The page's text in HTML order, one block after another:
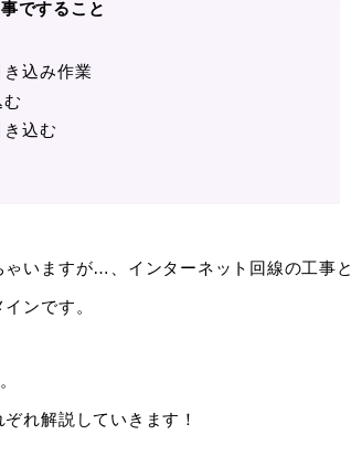
ですること
込み作業
込む
ゃいますが…、インターネット回線の工事と
ンです。
。
れ解説していきます！